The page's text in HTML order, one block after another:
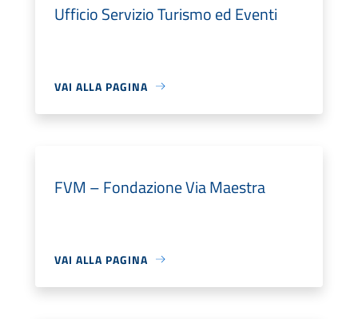
Ufficio Servizio Turismo ed Eventi
VAI ALLA PAGINA
FVM – Fondazione Via Maestra
VAI ALLA PAGINA